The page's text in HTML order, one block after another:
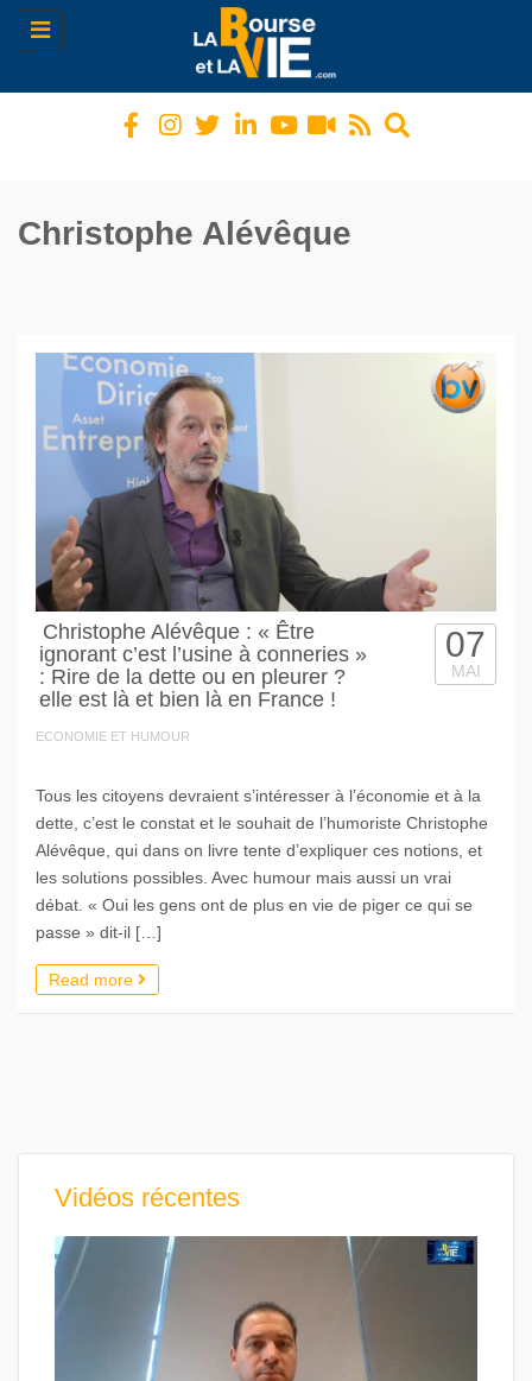
Toggle
navigation
Christophe Alévêque
Christophe Alévêque : « Être
ignorant c’est l’usine à conneries »
: Rire de la dette ou en pleurer ?
elle est là et bien là en France !
ECONOMIE ET HUMOUR
07
MAI
Tous les citoyens devraient s’intéresser à l’économie et à la
dette, c’est le constat et le souhait de l’humoriste Christophe
Alévêque, qui dans on livre tente d’expliquer ces notions, et
les solutions possibles. Avec humour mais aussi un vrai
débat. « Oui les gens ont de plus en vie de piger ce qui se
passe » dit-il […]
Read more
Vidéos récentes